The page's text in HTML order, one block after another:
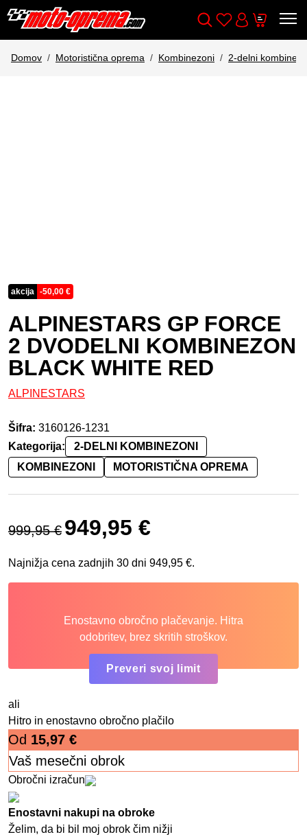
Wishlist
Cart
Domov Motoristična oprema Kombinezoni 2-delni
akcija -50,00 €
ALPINESTARS GP FORCE
2 DVODELNI KOMBINEZON
BLACK WHITE RED
ALPINESTARS
Šifra: 3160126-1231
Kategorija:
2-DELNI KOMBINEZONI
KOMBINEZONI
MOTORISTIČNA OPREMA
999,95€
Izvirna cena je bila: 999,95 €.
949,95 €
Najnižja cena zadnjih 30 dni 949,95 €.
Enostavno obročno plačevanje. Hitra
odobritev, brez skritih stroškov.
Preveri svoj limit
ali
Hitro in enostavno obročno plačilo
Od 15,97 €
Vaš mesečni obrok
Obročni izračun
Enostavni nakupi na obroke
Želim, da bi bil moj obrok čim nižji